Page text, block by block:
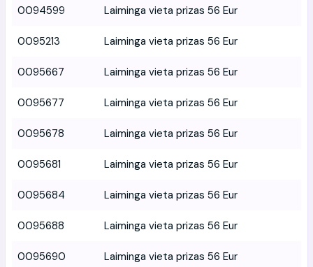
0094599 Laiminga vieta prizas 56 Eur
0095213 Laiminga vieta prizas 56 Eur
0095667 Laiminga vieta prizas 56 Eur
0095677 Laiminga vieta prizas 56 Eur
0095678 Laiminga vieta prizas 56 Eur
0095681 Laiminga vieta prizas 56 Eur
0095684 Laiminga vieta prizas 56 Eur
0095688 Laiminga vieta prizas 56 Eur
0095690 Laiminga vieta prizas 56 Eur